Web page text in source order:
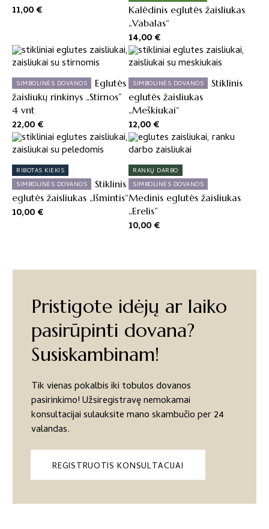
11,00€
Kalėdinis eglutės žaisliukas
„Vabalas“
14,00€
SIMBOLINĖS DOVANOS
Eglutės
žaisliukų rinkinys „Stirnos”
4 vnt
22,00€
SIMBOLINĖS DOVANOS
Stiklinis
eglutės žaisliukas
„Meškiukai“
12,00€
RIBOTAS KIEKIS
SIMBOLINĖS DOVANOS
Stiklinis
eglutės žaisliukas „Išmintis“
10,00€
RANKŲ DARBO
SIMBOLINĖS DOVANOS
Medinis eglutės žaisliukas
„Erelis”
10,00€
Pristigote idėjų ar laiko
pasirūpinti dovana?
Susiskambinam!
Tik vienas pokalbis iki tobulos dovanos
pasirinkimo! Užsiregistravę nemokamai
konsultacijai sulauksite mano skambučio per 24
valandas.
REGISTRUOTIS KONSULTACIJAI